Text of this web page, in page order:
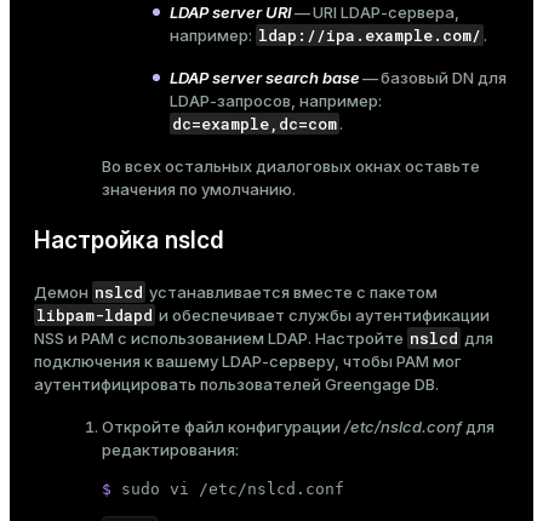
LDAP server URI— URI LDAP-сервера,
например: ldap://ipa.example.com/ .
LDAP server search base— базовый DN для
LDAP-запросов, например:
dc=example,dc=com.
Во всех остальных диалоговых окнах оставьте
значения по умолчанию.
Настройка nslcd
Демон nslcd устанавливается вместе с пакетом
libpam-ldapd и обеспечивает службы аутентификации
NSS и PAM с использованием LDAP. Настройте nslcd для
подключения к вашему LDAP-серверу, чтобы PAM мог
аутентифицировать пользователей Greengage DB.
Откройте файл конфигурации /etc/nslcd.confдля
редактирования:
$ sudo vi /etc/nslcd.conf